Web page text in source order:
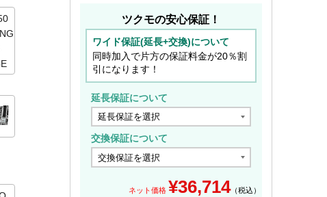
ツクモの安心保証！
ワイド保証(延長+交換)について
同時加入で片方の保証料金が20％割
引になります！
延長保証について
交換保証について
ネット価格 ¥36,714（税込）